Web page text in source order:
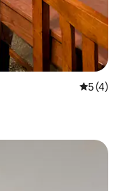
5 (4)